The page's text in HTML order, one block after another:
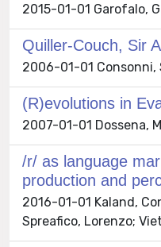
2015-01-01 Garofalo,
Quiller-Couch, Sir
2006-01-01 Consonni,
(R)evolutions in
2007-01-01 Dossena,
/r/ as language
production and
2016-01-01 Kaland,
Spreafico, Lorenzo;